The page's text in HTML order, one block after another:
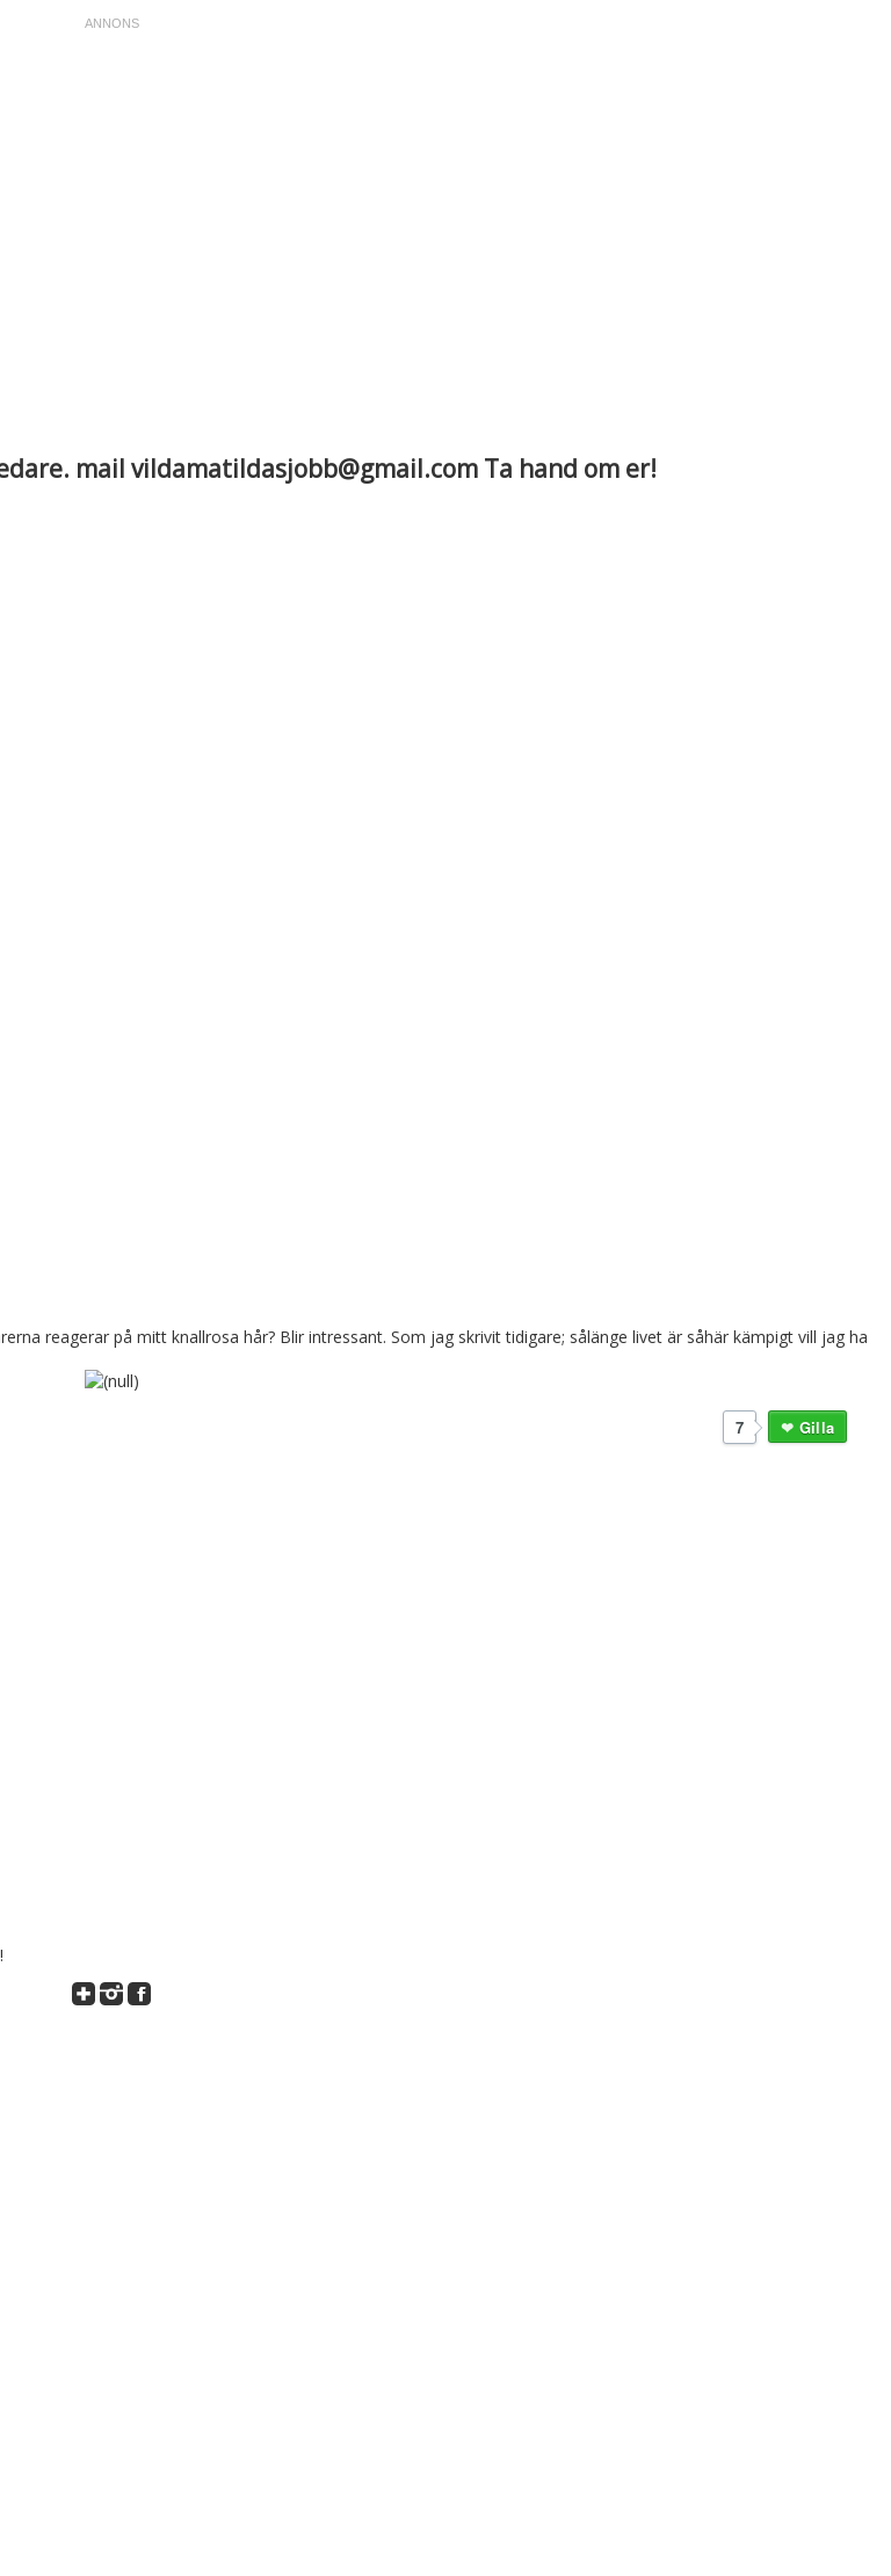
mail vildamatildasjobb@gmail.com Ta hand om er!
reagerar på mitt knallrosa hår? Blir intressant. Som jag skrivit tidigare; sålänge livet är såhär kämpigt vill jag ha
7 Gilla